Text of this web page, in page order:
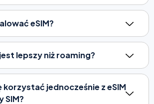
eSIM?
lepszy niż roaming?
korzystać jednocześnie z eSIM
SIM?